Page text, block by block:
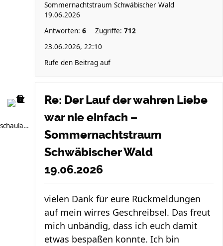
Sommernachtstraum Schwäbischer Wald
19.06.2026
Antworten: 6 Zugriffe: 712
23.06.2026, 22:10
Rufe den Beitrag auf
schauläufer
Re: Der Lauf der wahren Liebe
war nie einfach –
Sommernachtstraum
Schwäbischer Wald
19.06.2026
vielen Dank für eure Rückmeldungen
auf mein wirres Geschreibsel. Das freut
mich unbändig, dass ich euch damit
etwas bespaßen konnte. Ich bin